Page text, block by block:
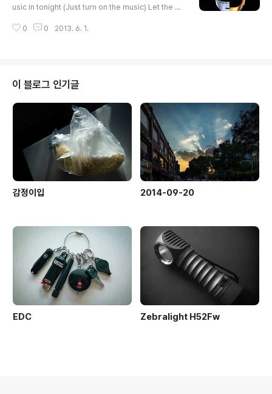
usic in tonight (Just turn on the music) Let the m
아요 잊으면 안돼요 잃지는 마세요
0 0 2013. 6. 1.
이 블로그 인기글
감정이입 2014-09-20
EDC Zebralight H52Fw